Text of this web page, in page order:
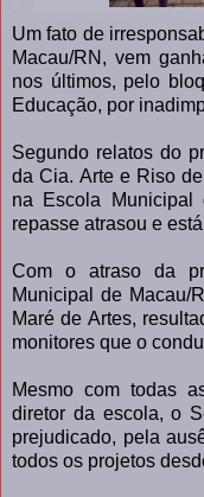
Um fato de
Macau/RN, vem
nos últimos, pelo
Educação, por
Segundo relatos do
da Cia. Arte e Riso
na Escola Municipal
repasse atrasou e
Com o atraso da
Municipal de Macau/
Maré de Artes,
monitores que o
Mesmo com todas
diretor da escola, o
prejudicado, pela
todos os projetos